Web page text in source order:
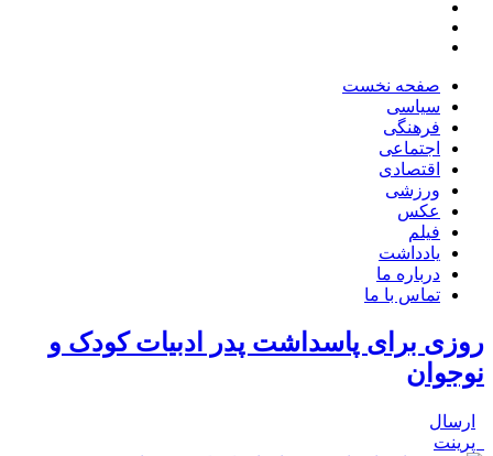
صفحه نخست
سیاسی
فرهنگی
اجتماعی
اقتصادی
ورزشی
عکس
فیلم
یادداشت
درباره ما
تماس با ما
روزی برای پاسداشت پدر ادبیات کودک و
نوجوان
ارسال
پرینت